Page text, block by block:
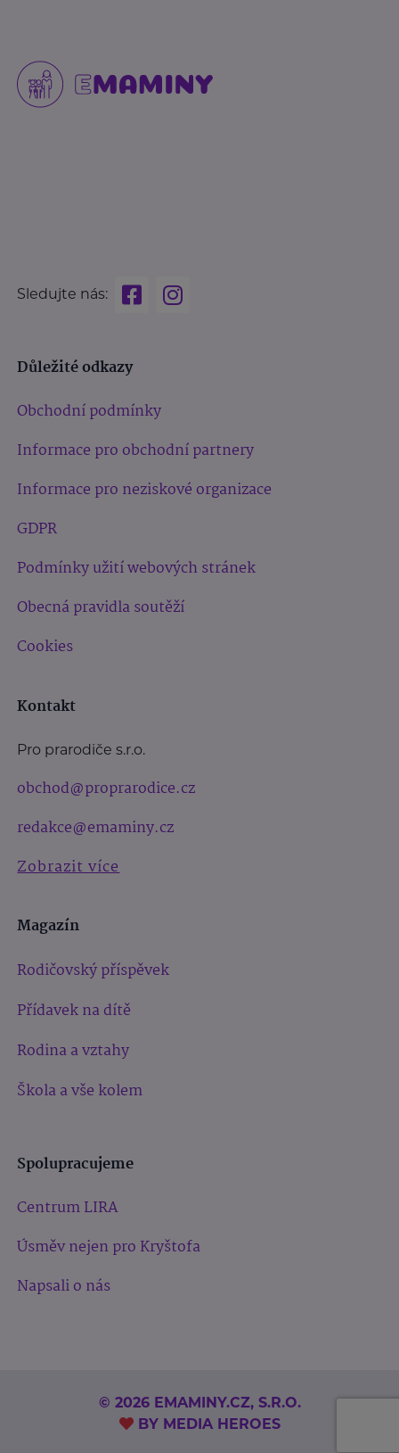
Sledujte nás:
Důležité odkazy
Obchodní podmínky
Informace pro obchodní partnery
Informace pro neziskové organizace
GDPR
Podmínky užití webových stránek
Obecná pravidla soutěží
Cookies
Kontakt
Pro prarodiče s.r.o.
obchod@proprarodice.cz
redakce@emaminy.cz
Zobrazit více
Magazín
Rodičovský příspěvek
Přídavek na dítě
Rodina a vztahy
Škola a vše kolem
Spolupracujeme
Centrum LIRA
Úsměv nejen pro Kryštofa
Napsali o nás
© 2026 EMAMINY.CZ, S.R.O.
BY MEDIA HEROES